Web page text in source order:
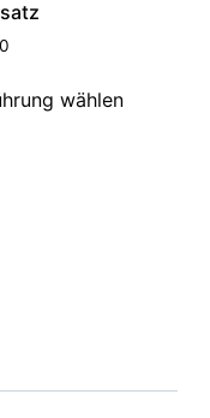
wählen